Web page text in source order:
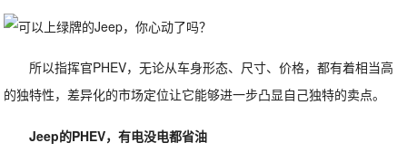
所以指挥官PHEV，无论从车身形态、尺寸、价格，都有着相当高
的独特性，差异化的市场定位让它能够进一步凸显自己独特的卖点。
Jeep的PHEV，有电没电都省油